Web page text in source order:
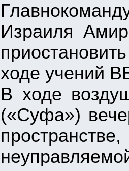
Израиля
ходе учений
В ходе
(«Суфа»)